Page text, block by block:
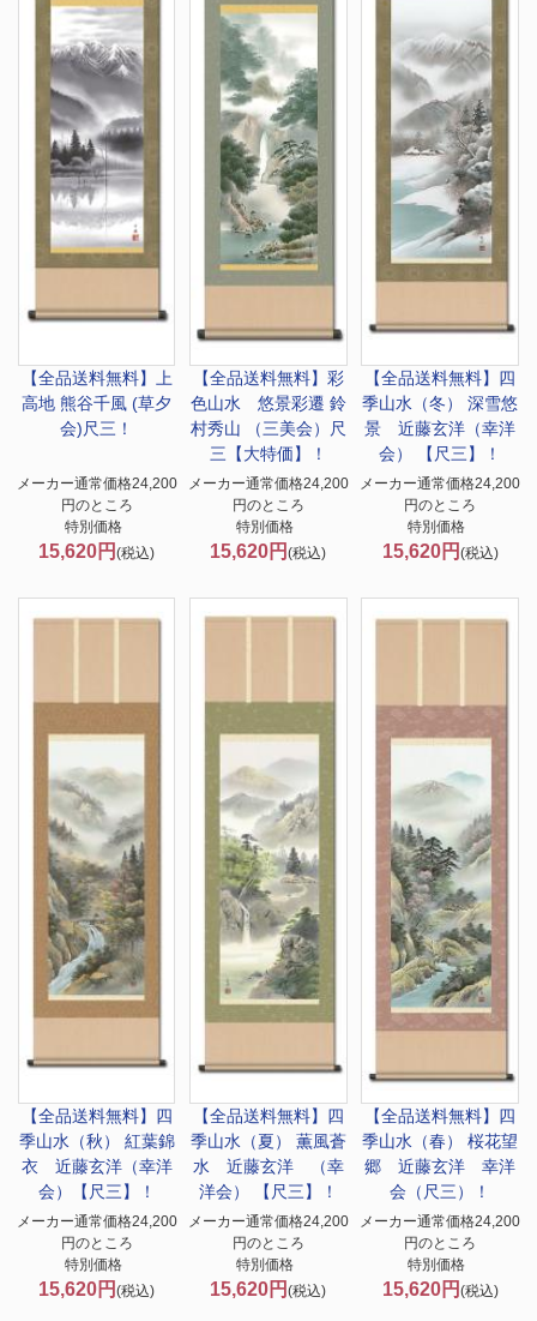
【全品送料無料】
上
高地 熊谷千風 (草夕
会)尺三！
メーカー通常価格24,200
円のところ
特別価格
15,620円(税込)
【全品送料無料】 彩
色山水 悠景彩遷 鈴
村秀山 （三美会）尺
三【大特価】！
メーカー通常価格24,200
円のところ
特別価格
15,620円(税込)
【全品送料無料】 四
季山水（冬） 深雪悠
景 近藤玄洋（幸洋
会） 【尺三】！
メーカー通常価格24,200
円のところ
特別価格
15,620円 (税込)
【全品送料無料】 四
季山水（秋） 紅葉錦
衣 近藤玄洋（幸洋
会）【尺三】！
メーカー通常価格24,200
円のところ
特別価格
15,620円(税込)
【全品送料無料】 四
季山水（夏） 薫風蒼
水 近藤玄洋 （幸
洋会） 【尺三】！
メーカー通常価格24,200
円のところ
特別価格
15,620円(税込)
【全品送料無料】 四
季山水（春） 桜花望
郷 近藤玄洋 幸洋
会（尺三）！
メーカー通常価格24,200
円のところ
特別価格
15,620円 (税込)